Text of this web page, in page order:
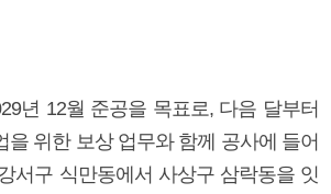
년 12월 준공을 목표로, 다음 달부터
을 위한 보상 업무와 함께 공사에 들어
서구 식만동에서 사상구 삼락동을 잇